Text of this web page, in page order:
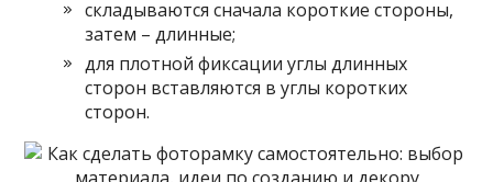
складываются сначала короткие стороны,
затем – длинные;
для плотной фиксации углы длинных
сторон вставляются в углы коротких
сторон.